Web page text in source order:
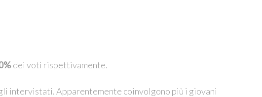
dei voti rispettivamente.
intervistati. Apparentemente coinvolgono più i giovani